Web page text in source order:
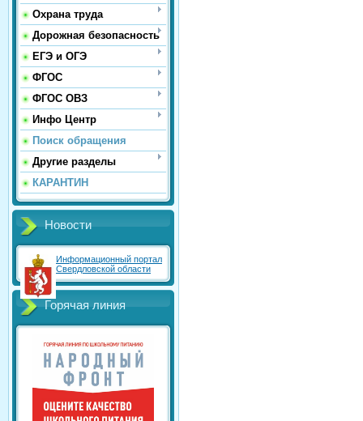
Охрана труда
Дорожная безопасность
ЕГЭ и ОГЭ
ФГОС
ФГОС ОВЗ
Инфо Центр
Поиск обращения
Другие разделы
КАРАНТИН
Новости
Информационный портал
Свердловской области
Горячая линия